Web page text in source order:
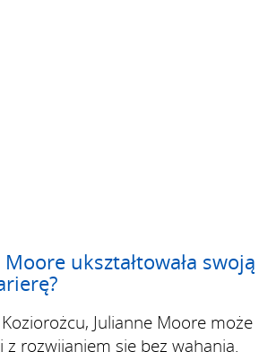
Moore ukształtowała swoją
Julianne Moore może
rozwijaniem się bez wahania.